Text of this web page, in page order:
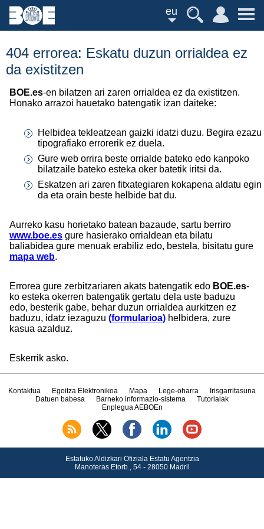
eu
404 errorea: Eskatu duzun orrialdea ez
da existitzen
BOE.es-en bilatzen ari zaren orrialdea ez da existitzen.
Honako arrazoi hauetako batengatik izan daiteke:
Helbidea tekleatzean gaizki idatzi duzu. Begira ezazu
tipografiako errorerik ez duela.
Gure web orrira beste orrialde bateko edo kanpoko
bilatzaile bateko esteka oker batetik iritsi da.
Eskatzen ari zaren fitxategiaren kokapena aldatu egin
da eta orain beste helbide bat du.
Aurreko kasu horietako batean bazaude, sartu berriro
www.boe.es gure hasierako orrialdean eta bilatu
baliabidea gure menuak erabiliz edo, bestela, bisitatu gure
mapa web.
Errorea gure zerbitzariaren akats batengatik edo BOE.es-
ko esteka okerren batengatik gertatu dela uste baduzu
edo, besterik gabe, behar duzun orrialdea aurkitzen ez
baduzu, idatz iezaguzu (formularioa) helbidera, zure
kasua azalduz.
Eskerrik asko.
Kontaktua Egoitza Elektronikoa Mapa Lege-oharra
Irisgarritasuna
Datuen babesa
Barneko informazio-sistema
Tutorialak
Enplegua AEBOEn
Estatuko Aldizkari Ofiziala Estatu Agentzia
Manoteras Etorb., 54 - 28050 Madril